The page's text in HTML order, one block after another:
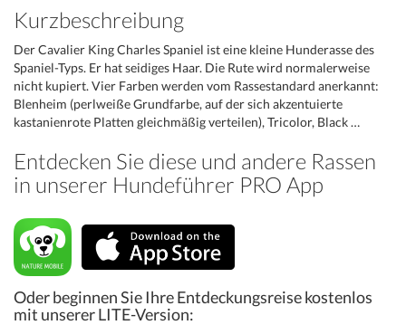
Kurzbeschreibung
Der Cavalier King Charles Spaniel ist eine kleine Hunderasse des
Spaniel-Typs. Er hat seidiges Haar. Die Rute wird normalerweise
nicht kupiert. Vier Farben werden vom Rassestandard anerkannt:
Blenheim (perlweiße Grundfarbe, auf der sich akzentuierte
kastanienrote Platten gleichmäßig verteilen), Tricolor, Black …
Entdecken Sie diese und andere Rassen
in unserer Hundeführer PRO App
Oder beginnen Sie Ihre Entdeckungsreise kostenlos
mit unserer LITE-Version: